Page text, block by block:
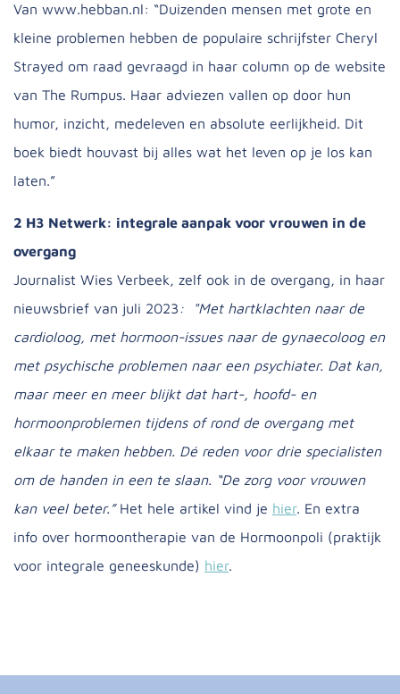
Van www.hebban.nl: “Duizenden mensen met grote en
kleine problemen hebben de populaire schrijfster Cheryl
Strayed om raad gevraagd in haar column op de website
van The Rumpus. Haar adviezen vallen op door hun
humor, inzicht, medeleven en absolute eerlijkheid. Dit
boek biedt houvast bij alles wat het leven op je los kan
laten.”
2 H3 Netwerk: integrale aanpak voor vrouwen in de
overgang
Journalist Wies Verbeek, zelf ook in de overgang, in haar
nieuwsbrief van juli 2023 : "Met hartklachten naar de
cardioloog, met hormoon-issues naar de gynaecoloog en
met psychische problemen naar een psychiater. Dat kan,
maar meer en meer blijkt dat hart-, hoofd- en
hormoonproblemen tijdens of rond de overgang met
elkaar te maken hebben. Dé reden voor drie specialisten
om de handen in een te slaan. “De zorg voor vrouwen
kan veel beter.” Het hele artikel vind je hier. En extra
info over hormoontherapie van de Hormoonpoli (praktijk
voor integrale geneeskunde) hier.